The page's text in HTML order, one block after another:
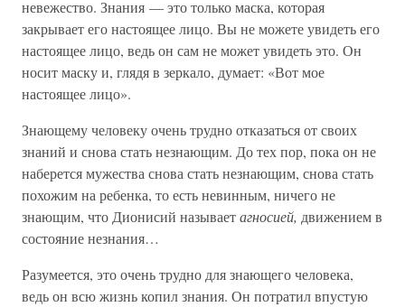
невежество. Знания — это только маска, которая
закрывает его настоящее лицо. Вы не можете увидеть его
настоящее лицо, ведь он сам не может увидеть это. Он
носит маску и, глядя в зеркало, думает: «Вот мое
настоящее лицо».
Знающему человеку очень трудно отказаться от своих
знаний и снова стать незнающим. До тех пор, пока он не
наберется мужества снова стать незнающим, снова стать
похожим на ребенка, то есть невинным, ничего не
знающим, что Дионисий называетагносией, движением в
состояние незнания…
Разумеется, это очень трудно для знающего человека,
ведь он всю жизнь копил знания. Он потратил впустую